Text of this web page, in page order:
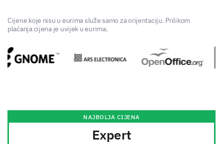
Cijene koje nisu u eurima služe samo za orijentaciju. Prilikom
plaćanja cijena je uvijek u eurima.
NAJBOLJA CIJENA
Expert